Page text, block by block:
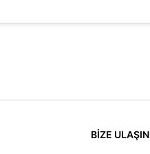
BIZE ULAŞIN